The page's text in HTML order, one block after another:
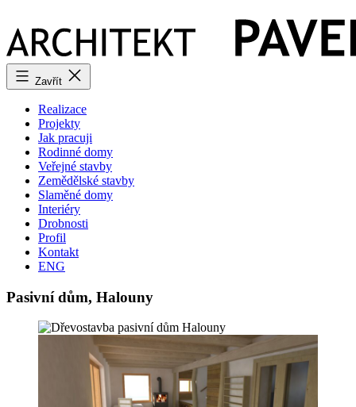
obsahu
Zavřít
Realizace
Projekty
Jak pracuji
Rodinné domy
Veřejné stavby
Zemědělské stavby
Slaměné domy
Interiéry
Drobnosti
Profil
Kontakt
ENG
Pasivní dům, Halouny